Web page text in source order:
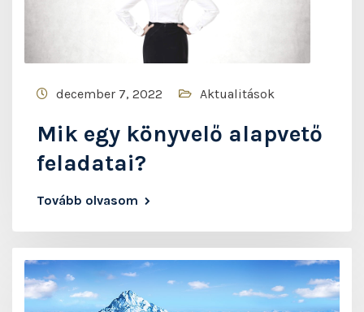
december 7, 2022 Aktualitások
Mik egy könyvelő alapvető
feladatai?
Tovább olvasom